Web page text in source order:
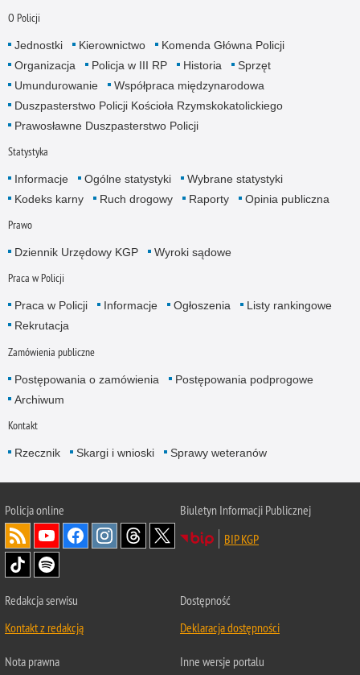
O Policji
Jednostki Kierownictwo
Komenda Główna Policji
Organizacja
Policja w III RP Historia
Sprzęt
Umundurowanie
Współpraca międzynarodowa
Duszpasterstwo Policji Kościoła Rzymskokatolickiego
Prawosławne Duszpasterstwo Policji
Statystyka
Informacje Ogólne statystyki
Wybrane statystyki
Kodeks karny
Ruch drogowy Raporty Opinia publiczna
Prawo
Dziennik Urzędowy KGP Wyroki sądowe
Praca w Policji
Praca w Policji Informacje Ogłoszenia
Listy rankingowe
Rekrutacja
Zamówienia publiczne
Postępowania o zamówienia
Postępowania podprogowe
Archiwum
Kontakt
Rzecznik Skargi i wnioski Sprawy weteranów
Policjaonline
Biuletyn Informacji Publicznej
BIP KGP
Redakcja serwisu
Kontakt z redakcją
Dostępność
Deklaracja dostępności
Nota prawna
Inne wersje portalu